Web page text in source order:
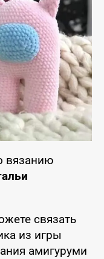
вязанию
связать
из игры
амигуруми